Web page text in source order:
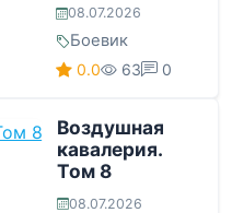
08.07.2026
Боевик
0.0 63 0
Воздушная
кавалерия.
Том 8
08.07.2026